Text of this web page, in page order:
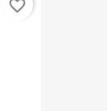
favorite_border